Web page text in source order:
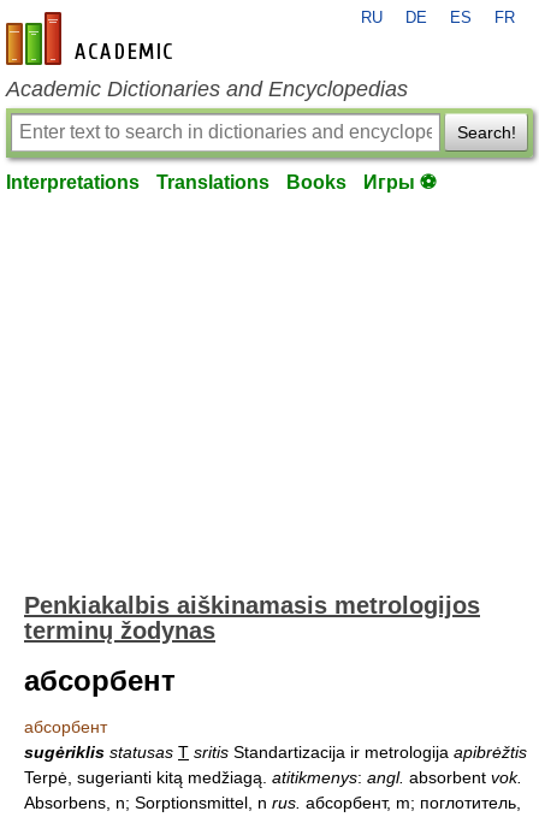
en-academic.com
RU DE ES FR
Academic Dictionaries and Encyclopedias
Search!
Interpretations Translations Books Игры ⚽
Penkiakalbis aiškinamasis metrologijos
terminų žodynas
абсорбент
абсорбент
sugėriklis statusas T sritis Standartizacija ir metrologija apibrėžtis
Terpė, sugerianti kitą medžiagą. atitikmenys: angl. absorbent vok.
Absorbens, n; Sorptionsmittel, n rus. абсорбент, m; поглотитель,